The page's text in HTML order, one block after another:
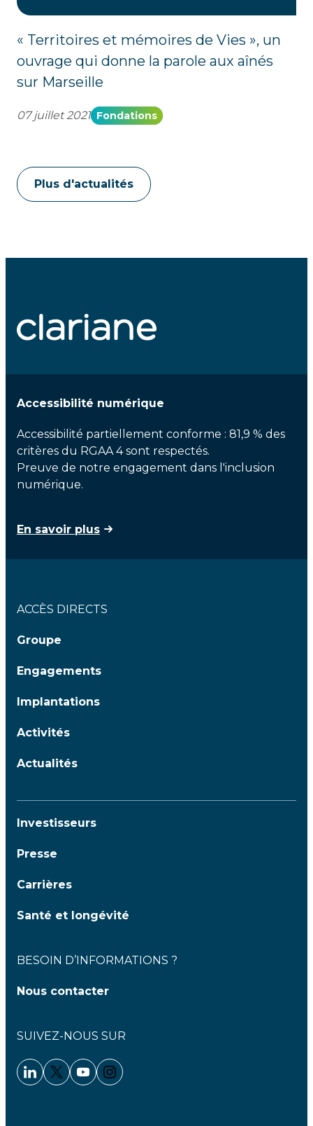
« Territoires et mémoires de Vies », un
ouvrage qui donne la parole aux aînés
sur Marseille
07 juillet 2021 Fondations
Plus d'actualités
Accessibilité numérique
Accessibilité partiellement conforme : 81,9 % des
critères du RGAA 4 sont respectés.
Preuve de notre engagement dans l'inclusion
numérique.
En savoir plus
ACCÈS DIRECTS
Groupe
Engagements
Implantations
Activités
Actualités
Investisseurs
Presse
Carrières
Santé et longévité
BESOIN D’INFORMATIONS ?
Nous contacter
SUIVEZ-NOUS SUR
Linkedin - Clariane
Twitter - Clariane
Youtube - Clariane
Instagram - Clariane